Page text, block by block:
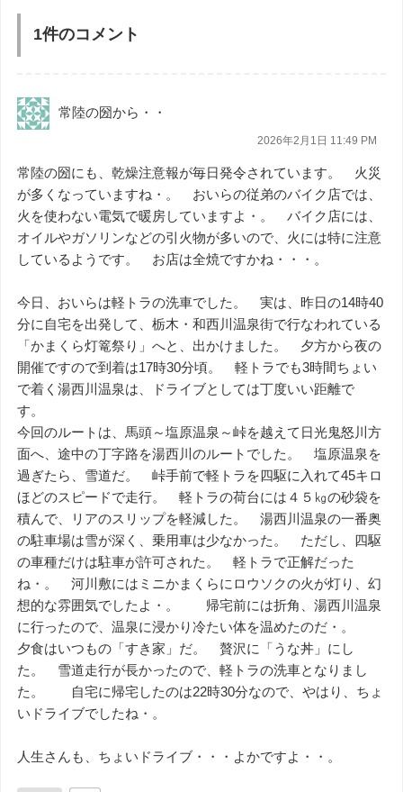
1件のコメント
常陸の圀から・・
2026年2月1日 11:49 PM
常陸の圀にも、乾燥注意報が毎日発令されています。 火災
が多くなっていますね・。 おいらの従弟のバイク店では、
火を使わない電気で暖房していますよ・。 バイク店には、
オイルやガソリンなどの引火物が多いので、火には特に注意
しているようです。 お店は全焼ですかね・・・。
今日、おいらは軽トラの洗車でした。 実は、昨日の14時40
分に自宅を出発して、栃木・和西川温泉街で行なわれている
「かまくら灯篭祭り」へと、出かけました。 夕方から夜の
開催ですので到着は17時30分頃。 軽トラでも3時間ちょい
で着く湯西川温泉は、ドライブとしては丁度いい距離で
す。
今回のルートは、馬頭～塩原温泉～峠を越えて日光鬼怒川方
面へ、途中の丁字路を湯西川のルートでした。 塩原温泉を
過ぎたら、雪道だ。 峠手前で軽トラを四駆に入れて45キロ
ほどのスピードで走行。 軽トラの荷台には４５㎏の砂袋を
積んで、リアのスリップを軽減した。 湯西川温泉の一番奥
の駐車場は雪が深く、乗用車は少なかった。 ただし、四駆
の車種だけは駐車が許可された。 軽トラで正解だった
ね・。 河川敷にはミニかまくらにロウソクの火が灯り、幻
想的な雰囲気でしたよ・。 帰宅前には折角、湯西川温泉
に行ったので、温泉に浸かり冷たい体を温めたのだ・。
夕食はいつもの「すき家」だ。 贅沢に「うな丼」にし
た。 雪道走行が長かったので、軽トラの洗車となりまし
た。 自宅に帰宅したのは22時30分なので、やはり、ちょ
いドライブでしたね・。
人生さんも、ちょいドライブ・・・よかですよ・・。